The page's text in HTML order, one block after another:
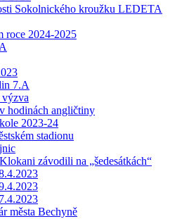
Sokolnického kroužku LEDETA
roce 2024-2025
7.A
hodinách angličtiny
2023-24
stadionu
závodili na „šedesátkách“
města Bechyně